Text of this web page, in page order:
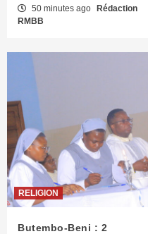
50 minutes ago Rédaction
RMBB
RELIGION
Butembo-Beni : 2